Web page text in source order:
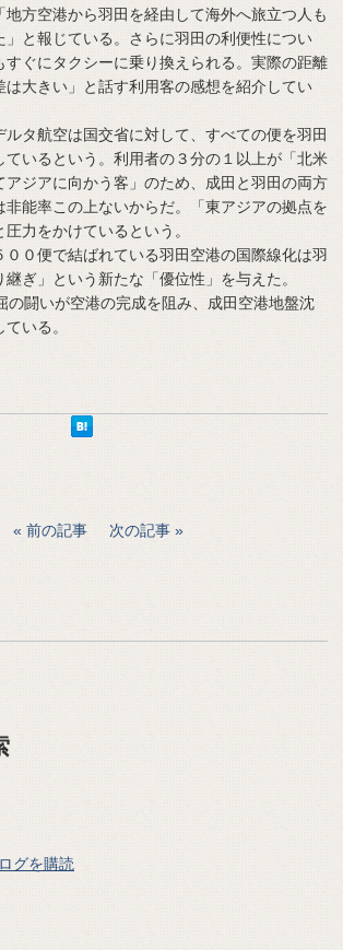
地方空港から羽田を経由して海外へ旅立つ人も
」と報じている。さらに羽田の利便性につい
すぐにタクシーに乗り換えられる。実際の距離
は大きい」と話す利用客の感想を紹介してい
タ航空は国交省に対して、すべての便を羽田
ているという。利用者の３分の１以上が「北米
アジアに向かう客」のため、成田と羽田の両方
非能率この上ないからだ。「東アジアの拠点を
力をかけているという。
０便で結ばれている羽田空港の国際線化は羽
ぎ」という新たな「優位性」を与えた。
闘いが空港の完成を阻み、成田空港地盤沈
いる。
前の記事 次の記事
グを購読